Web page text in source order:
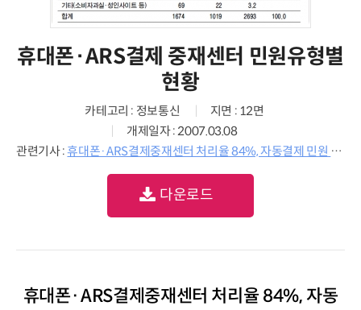
휴대폰·ARS결제 중재센터 민원유형별
현황
카테고리 : 정보통신
지면 : 12면
개제일자 : 2007.03.08
관련기사 :휴대폰·ARS결제중재센터 처리율 84%, 자동결제 민원 최다
다운로드
휴대폰·ARS결제중재센터 처리율 84%, 자동